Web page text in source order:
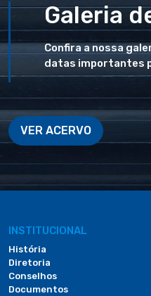
Galeria
Confira a nossa
datas importantes
VER ACERVO
INSTITUCIONAL
História
Diretoria
Conselhos
Documentos